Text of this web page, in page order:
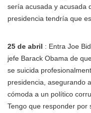
sería acusada y acusada
presidencia tendría que
25 de abril : Entra Joe
jefe Barack Obama de
se suicida
presidencia, asegurando
cómoda a un político
Tengo que responder por